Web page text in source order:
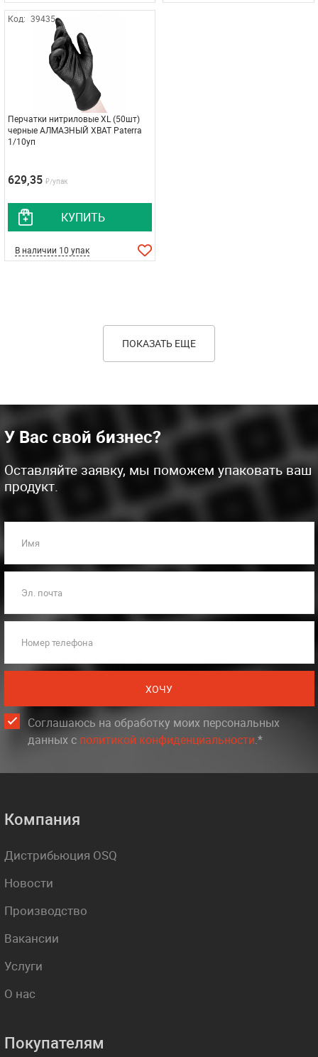
Код: 39435
Перчатки нитриловые XL (50шт)
черные АЛМАЗНЫЙ ХВАТ Paterra
1/10уп
629,35 ₽/упак
КУПИТЬ
В наличии 10 упак
ПОКАЗАТЬ ЕЩЕ
У Вас свой бизнес?
Оставляйте заявку, мы поможем упаковать ваш
продукт.
Имя
Эл. почта
Номер телефона
ХОЧУ
Соглашаюсь на обработку моих персональных
данных c политикой конфиденциальности.*
Компания
Дистрибьюция OSQ
Новости
Производство
Вакансии
Услуги
О нас
Покупателям